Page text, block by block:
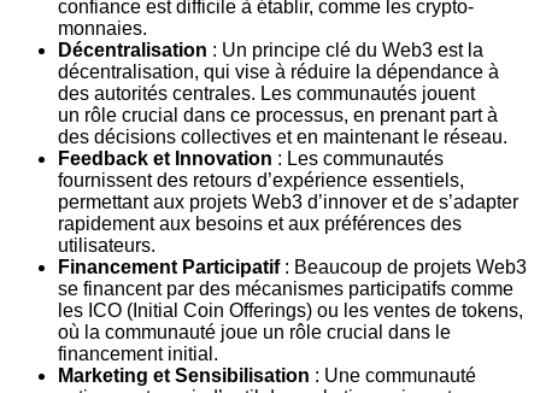
confiance est difficile à établir, comme les crypto-
monnaies.
Décentralisation : Un principe clé du Web3 est la
décentralisation, qui vise à réduire la dépendance à
des autorités centrales. Les communautés jouent
un rôle crucial dans ce processus, en prenant part à
des décisions collectives et en maintenant le réseau.
Feedback et Innovation : Les communautés
fournissent des retours d’expérience essentiels,
permettant aux projets Web3 d’innover et de s’adapter
rapidement aux besoins et aux préférences des
utilisateurs.
Financement Participatif : Beaucoup de projets Web3
se financent par des mécanismes participatifs comme
les ICO (Initial Coin Offerings) ou les ventes de tokens,
où la communauté joue un rôle crucial dans le
financement initial.
Marketing et Sensibilisation : Une communauté